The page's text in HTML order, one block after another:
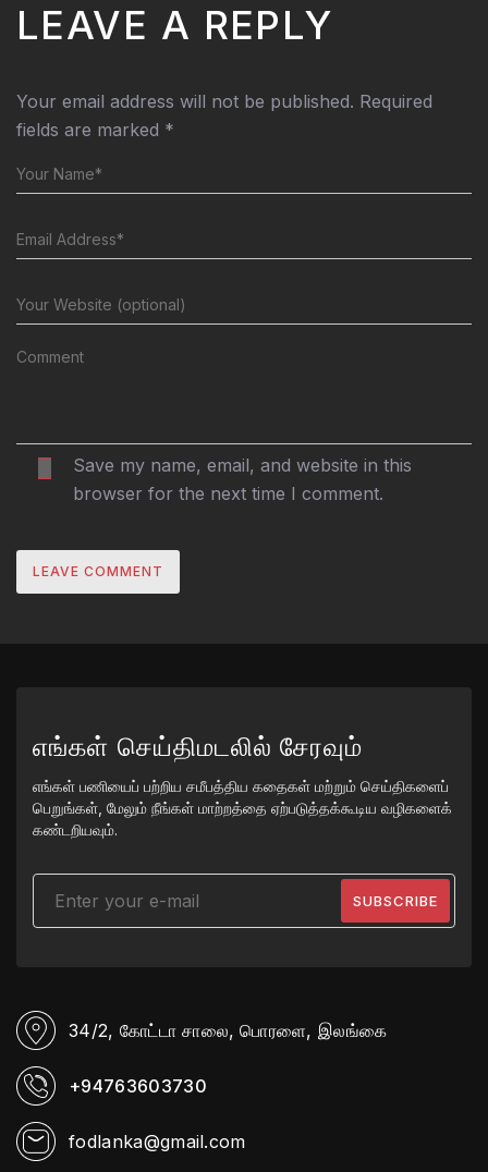
LEAVE A REPLY
Your email address will not be published. Required
fields are marked *
Save my name, email, and website in this
browser for the next time I comment.
எங்கள் செய்திமடலில் சேரவும்
எங்கள் பணியைப் பற்றிய சமீபத்திய கதைகள் மற்றும் செய்திகளைப்
பெறுங்கள், மேலும் நீங்கள் மாற்றத்தை ஏற்படுத்தக்கூடிய வழிகளைக்
கண்டறியவும்.
34/2, கோட்டா சாலை, பொரளை, இலங்கை
+94763603730
fodlanka@gmail.com